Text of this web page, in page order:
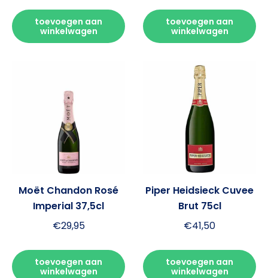
toevoegen aan
winkelwagen
toevoegen aan
winkelwagen
Moët Chandon Rosé
Imperial 37,5cl
€29,95
toevoegen aan
winkelwagen
Piper Heidsieck Cuvee
Brut 75cl
€41,50
toevoegen aan
winkelwagen